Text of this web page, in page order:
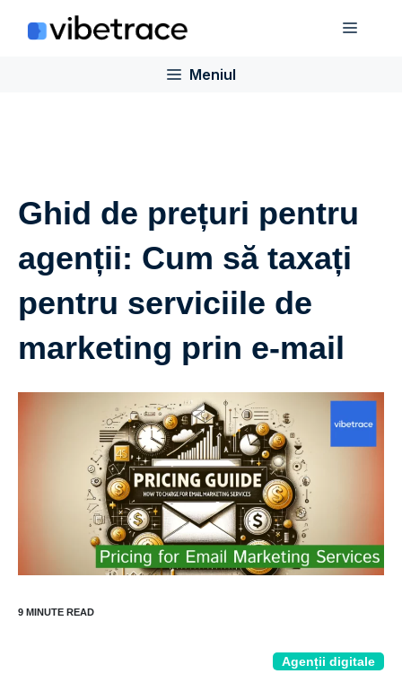
Meniul
Ghid de prețuri pentru
agenții: Cum să taxați
pentru serviciile de
marketing prin e-mail
Agenții digitale